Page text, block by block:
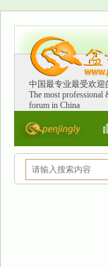
中国最专业最受欢迎
The most professional
forum in China